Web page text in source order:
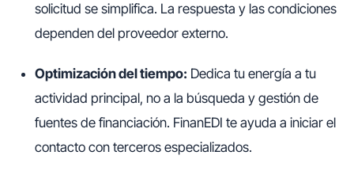
solicitud se simplifica. La respuesta y las condiciones
dependen del proveedor externo.
Optimización del tiempo: Dedica tu energía a tu
actividad principal, no a la búsqueda y gestión de
fuentes de financiación. FinanEDI te ayuda a iniciar el
contacto con terceros especializados.